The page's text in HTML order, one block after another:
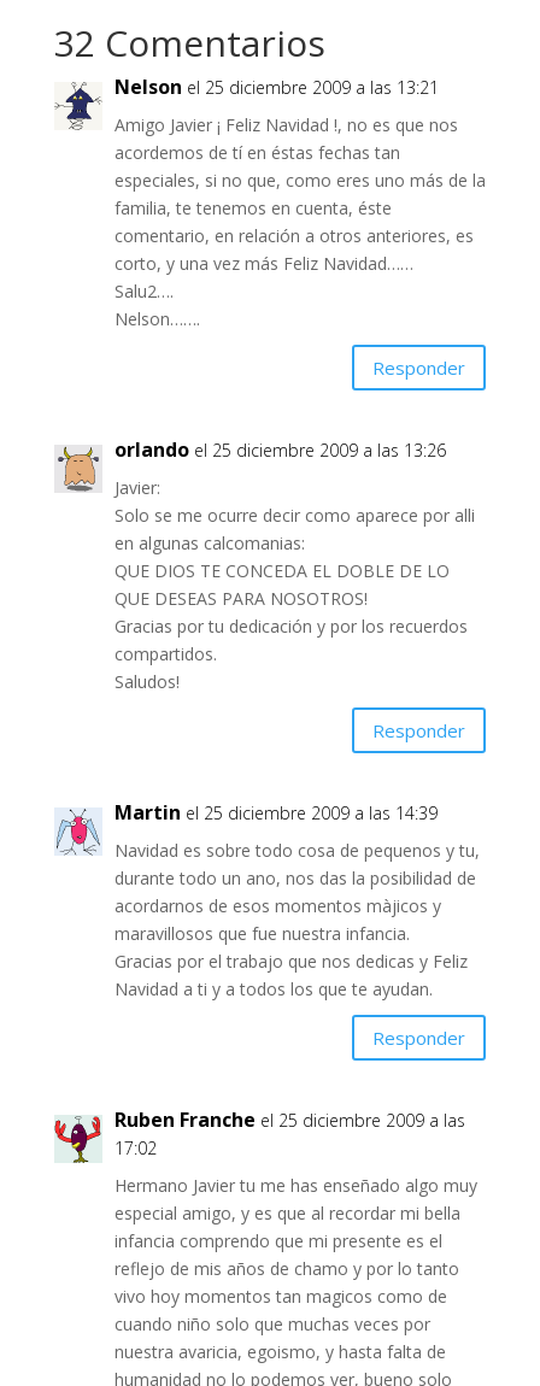
32 Comentarios
Nelson el 25 diciembre 2009 a las 13:21
Amigo Javier ¡ Feliz Navidad !, no es que nos
acordemos de tí en éstas fechas tan
especiales, si no que, como eres uno más de la
familia, te tenemos en cuenta, éste
comentario, en relación a otros anteriores, es
corto, y una vez más Feliz Navidad……
Salu2….
Nelson…….
Responder
orlando el 25 diciembre 2009 a las 13:26
Javier:
Solo se me ocurre decir como aparece por alli
en algunas calcomanias:
QUE DIOS TE CONCEDA EL DOBLE DE LO
QUE DESEAS PARA NOSOTROS!
Gracias por tu dedicación y por los recuerdos
compartidos.
Saludos!
Responder
Martin el 25 diciembre 2009 a las 14:39
Navidad es sobre todo cosa de pequenos y tu,
durante todo un ano, nos das la posibilidad de
acordarnos de esos momentos màjicos y
maravillosos que fue nuestra infancia.
Gracias por el trabajo que nos dedicas y Feliz
Navidad a ti y a todos los que te ayudan.
Responder
Ruben Franche el 25 diciembre 2009 a las
17:02
Hermano Javier tu me has enseñado algo muy
especial amigo, y es que al recordar mi bella
infancia comprendo que mi presente es el
reflejo de mis años de chamo y por lo tanto
vivo hoy momentos tan magicos como de
cuando niño solo que muchas veces por
nuestra avaricia, egoismo, y hasta falta de
humanidad no lo podemos ver, bueno solo